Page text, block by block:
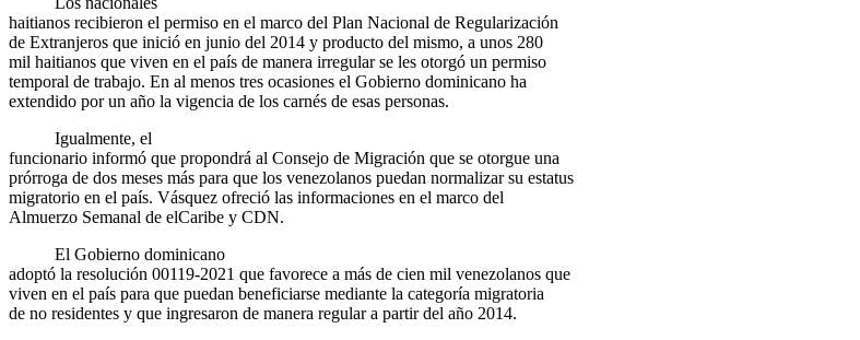
haitianos recibieron el permiso en el marco del Plan Nacional de Regularización
de Extranjeros que inició en junio del 2014 y producto del mismo, a unos 280
mil haitianos que viven en el país de manera irregular se les otorgó un permiso
temporal de trabajo. En al menos tres ocasiones el Gobierno dominicano ha
extendido por un año la vigencia de los carnés de esas personas.
Igualmente, el
funcionario informó que propondrá al Consejo de Migración que se otorgue una
prórroga de dos meses más para que los venezolanos puedan normalizar su estatus
migratorio en el país. Vásquez ofreció las informaciones en el marco del
Almuerzo Semanal de elCaribe y CDN.
El Gobierno dominicano
adoptó la resolución 00119-2021 que favorece a más de cien mil venezolanos que
viven en el país para que puedan beneficiarse mediante la categoría migratoria
de no residentes y que ingresaron de manera regular a partir del año 2014.